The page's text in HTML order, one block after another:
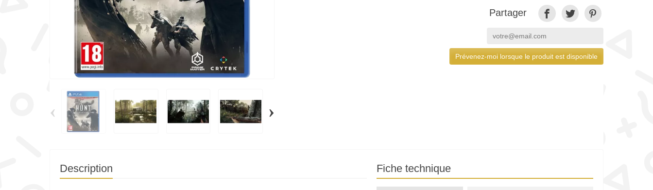
‹ ›
Partager
Prévenez-moi lorsque le produit est disponible
Description Fiche technique